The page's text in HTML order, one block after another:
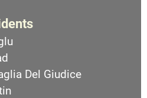
Del Giudice